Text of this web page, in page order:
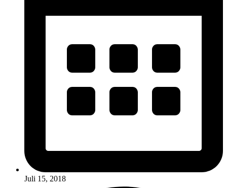
Juli 15, 2018